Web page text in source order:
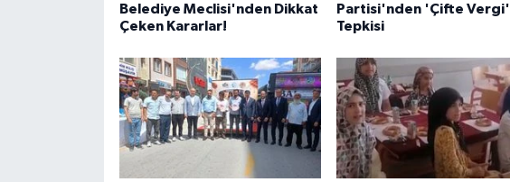
Belediye Meclisi'nden Dikkat
Çeken Kararlar!
Partisi'nden 'Çifte Vergi'
Tepkisi